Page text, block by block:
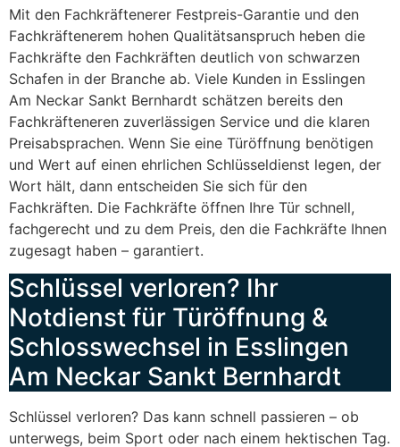
Mit den Fachkräftenerer Festpreis-Garantie und den
Fachkräftenerem hohen Qualitätsanspruch heben die
Fachkräfte den Fachkräften deutlich von schwarzen
Schafen in der Branche ab. Viele Kunden in Esslingen
Am Neckar Sankt Bernhardt schätzen bereits den
Fachkräfteneren zuverlässigen Service und die klaren
Preisabsprachen. Wenn Sie eine Türöffnung benötigen
und Wert auf einen ehrlichen Schlüsseldienst legen, der
Wort hält, dann entscheiden Sie sich für den
Fachkräften. Die Fachkräfte öffnen Ihre Tür schnell,
fachgerecht und zu dem Preis, den die Fachkräfte Ihnen
zugesagt haben – garantiert.
Schlüssel verloren? Ihr
Notdienst für Türöffnung &
Schlosswechsel in Esslingen
Am Neckar Sankt Bernhardt
Schlüssel verloren? Das kann schnell passieren – ob
unterwegs, beim Sport oder nach einem hektischen Tag.